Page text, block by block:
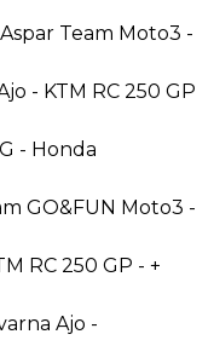
Team Moto3 -
- KTM RC 250 GP
- Honda
GO&FUN Moto3 -
RC 250 GP - +
Ajo -